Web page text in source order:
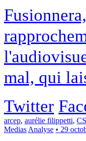
mal, qui
Twitter
arcep, aurélie filippetti,
Medias Analyse • 29